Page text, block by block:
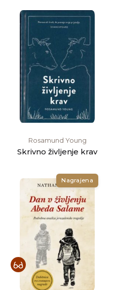
Rosamund Young
Skrivno življenje krav
Nagrajena